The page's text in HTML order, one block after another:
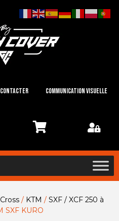
contacter Communication visuelle
/ KTM / SXF / XCF 250 à
SXF KURO